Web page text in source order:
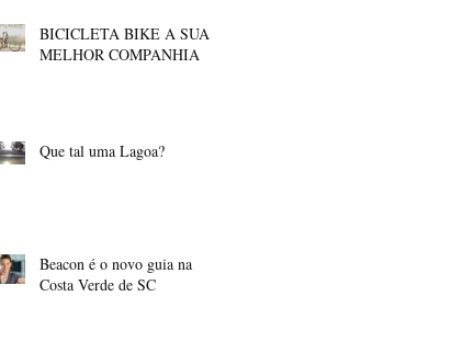
BICICLETA BIKE A SUA
MELHOR COMPANHIA
Que tal uma Lagoa?
Beacon é o novo guia na
Costa Verde de SC